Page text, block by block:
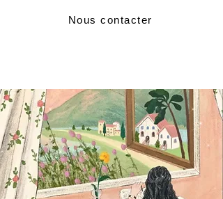
Nous contacter